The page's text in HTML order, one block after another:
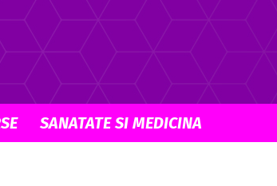
SANATATE SI MEDICINA